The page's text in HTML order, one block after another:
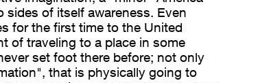
of itself awareness. Even
for the first time to the United
of traveling to a place in some
set foot there before; not only
that is physically going to